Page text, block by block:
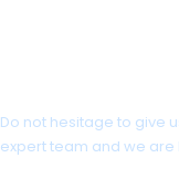
Do not hesitage to give
expert team and we are